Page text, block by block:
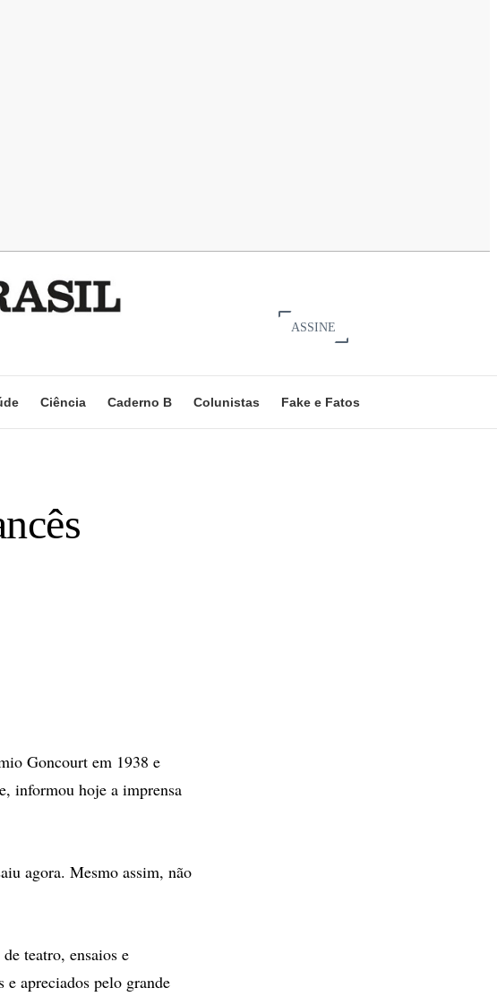
ASSINE
Ciência Caderno B Colunistas Fake e Fatos
Goncourt em 1938 e
informou hoje a imprensa
agora. Mesmo assim, não
teatro, ensaios e
apreciados pelo grande